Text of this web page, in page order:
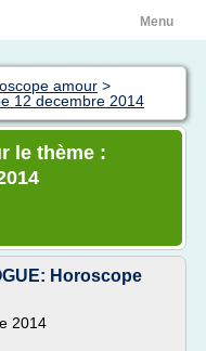
Menu
amour >
12 decembre 2014
le thème :
Horoscope
2014